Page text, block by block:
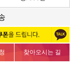
찾아오시는 길